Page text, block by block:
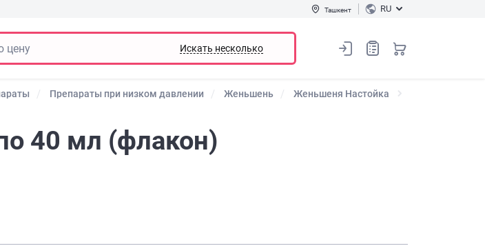
Ташкент RU
Искать несколько
Препараты при низком давлении Женьшень Женьшеня Настойка
40 мл (флакон)